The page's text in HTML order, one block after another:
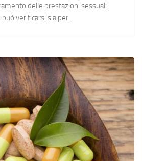
delle prestazioni sessuali.
verificarsi sia per...